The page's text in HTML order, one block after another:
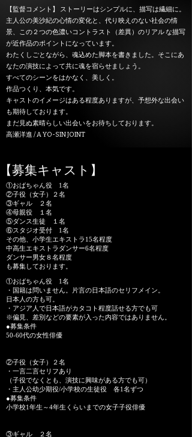
【監督コメント】 ストーリーはシンプルに、描写は繊細に。
主人公の美沙紀の心情の変化と、代り映えのない社会の情
景、この２つの色濃いコントラスト（差異）のリアル な描写
が近作品のポイントになっています。
わたくしごとながら、魂込めた脚本を書きました。そこにあ
なたの演技によって共に魂を宿らせましょう。
すべてのシーンをはかなく、美しく。
作品つくり、本気です。
キャストのイメージはある程度ありますが、予想外な出会い
も期待しております。
まだ見ぬ素晴らしい出会いをお待ちしております。
高瀬洋進 / A YO-SIN JOINT
【募集キャスト】
①おばちゃん役 1名
②子役（女子）２名
③ギャル ２名
④母親役 １名
⑤ダンス生徒 １名
⑥スタジオ受付 1名
その他、小学生エキストラ15名程度
中高生エキストラダンサー6名程度
ダンサー男女８名程度
も募集しております。
①おばちゃん役 1名
・国籍は問いません。片言の日本語のセリフメイン。
日本人の方も可。
・アジア人で日本語がカタコト程度話せる方でも可
※偏見、差別などの要素が入った内容ではありません。
●募集条件
50-60代の女性俳優
②子役（女子）２名
・一言二言セリフあり
（子役でなくとも、演技に興味がある方でも可）
・主人公幼少期役/小学校の生徒役 各1名ずつ
●募集条件
小学校1年生～4年生くらいまでの女子子役俳優
③ギャル ２名